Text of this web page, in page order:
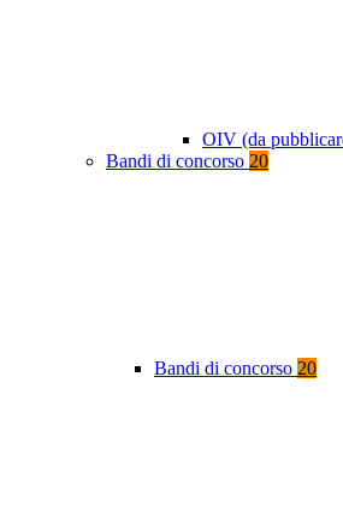
OIV (da
Bandi di concorso 20
Bandi di concorso 20